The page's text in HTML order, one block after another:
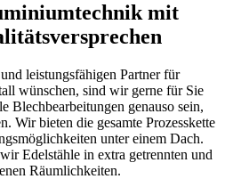
mit
leistungsfähigen Partner für
wünschen, sind wir gerne für Sie
Blechbearbeitungen genauso sein,
Wir bieten die gesamte Prozesskette
unter einem Dach.
Edelstähle in extra getrennten und
Räumlichkeiten.